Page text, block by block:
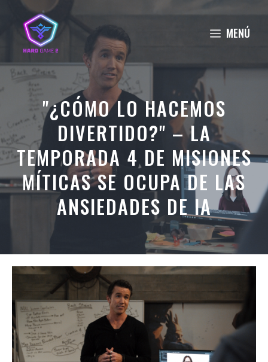
Saltar
contenido
MENÚ
"¿CÓMO LO HACEMOS
DIVERTIDO?" – LA
TEMPORADA 4 DE MISIONES
MÍTICAS SE OCUPA DE LAS
ANSIEDADES DE IA